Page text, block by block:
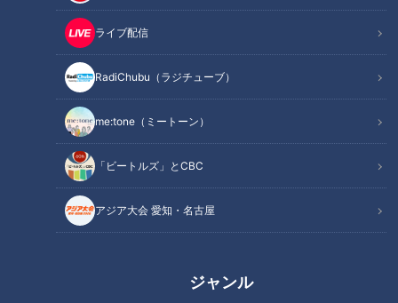
ライブ配信
RadiChubu（ラジチューブ）
me:tone（ミートーン）
「ビートルズ」とCBC
アジア大会 愛知・名古屋
ジャンル
「国道246号」の前身の古道「矢倉沢往還」